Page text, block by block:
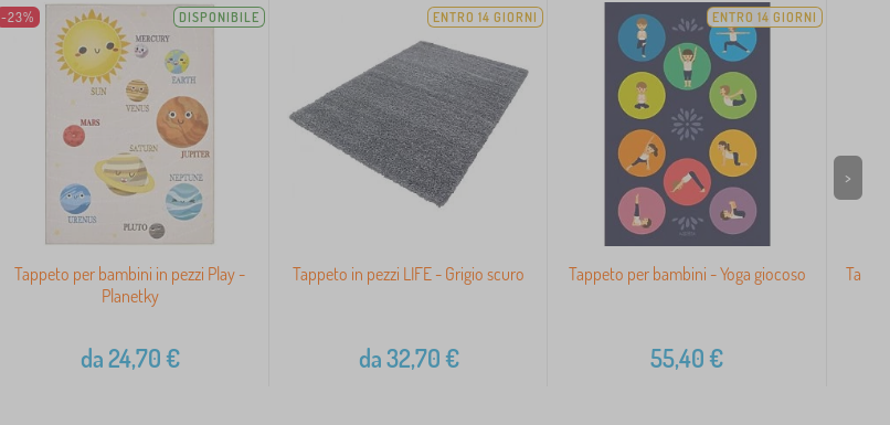
-23% DISPONIBILE
Tappeto per bambini in pezzi Play -
Planetky
da24,70€
ENTRO 14 GIORNI
Tappeto in pezzi LIFE - Grigio scuro
da32,70€
ENTRO 14 GIORNI
Tappeto per bambini - Yoga giocoso
55,40€
>